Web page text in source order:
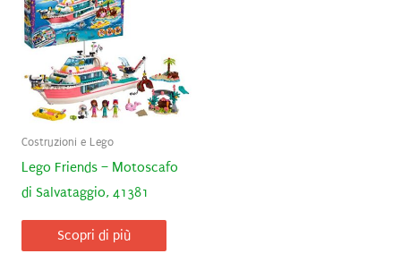
Costruzioni e Lego
Lego Friends – Motoscafo
di Salvataggio, 41381
Scopri di più